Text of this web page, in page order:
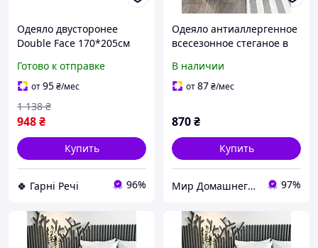
Одеяло двусторонее
Double Face 170*205см
Готово к отправке
от95₴/мес
948₴
1 138 ₴
Купить
🍀 Гарні Речі 96%
Одеяло антиаллергенное
всесезонное стеганое в
Seasons White
односпальное 140x205 см
В наличии
от87₴/мес
870₴
Купить
Мир Домашнего Уюта 97%